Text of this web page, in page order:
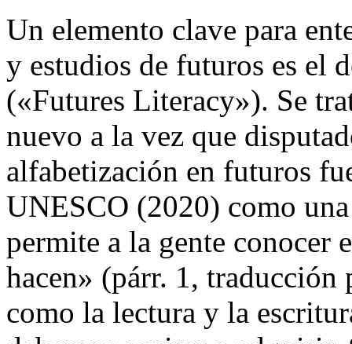
Un elemento clave para
y estudios de futuros es el
(«Futures Literacy»). Se
nuevo a la vez que
alfabetización en futuros
UNESCO (2020) como
permite a la gente conocer
hacen» (párr. 1, traducción
como la lectura y la